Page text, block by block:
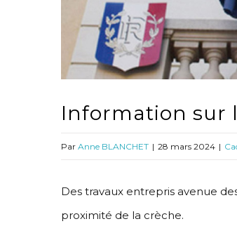
Information sur
Par Anne BLANCHET | 28 mars 2024 |
Des travaux entrepris avenue
proximité de la crèche.